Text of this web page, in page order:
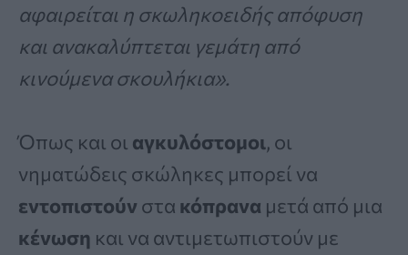
αφαιρείται η σκωληκοειδής απόφυση
και ανακαλύπτεται γεμάτη από
κινούμενα σκουλήκια».
Όπως και οι αγκυλόστομοι, οι
νηματώδεις σκώληκες μπορεί να
εντοπιστούν στα κόπρανα μετά από μια
κένωση και να αντιμετωπιστούν με